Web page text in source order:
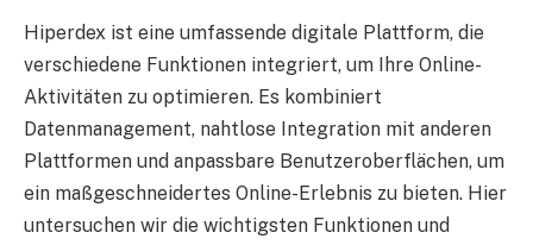
Hiperdex ist eine umfassende digitale Plattform, die
verschiedene Funktionen integriert, um Ihre Online-
Aktivitäten zu optimieren. Es kombiniert
Datenmanagement, nahtlose Integration mit anderen
Plattformen und anpassbare Benutzeroberflächen, um
ein maßgeschneidertes Online-Erlebnis zu bieten. Hier
untersuchen wir die wichtigsten Funktionen und